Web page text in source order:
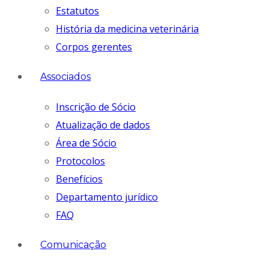
Estatutos
História da medicina veterinária
Corpos gerentes
Associados
Inscrição de Sócio
Atualização de dados
Área de Sócio
Protocolos
Benefícios
Departamento jurídico
FAQ
Comunicação